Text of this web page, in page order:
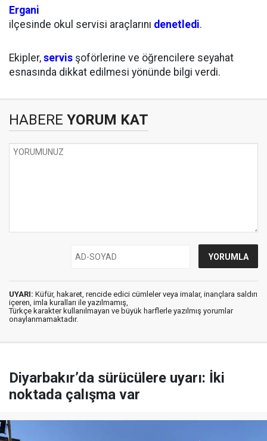
Ergani
ilçesinde okul servisi araçlarını denetledi.
Ekipler, servis şoförlerine ve öğrencilere seyahat
esnasında dikkat edilmesi yönünde bilgi verdi.
HABERE YORUM KAT
UYARI: Küfür, hakaret, rencide edici cümleler veya imalar, inançlara saldırı
içeren, imla kuralları ile yazılmamış,
Türkçe karakter kullanılmayan ve büyük harflerle yazılmış yorumlar
onaylanmamaktadır.
Diyarbakır’da sürücülere uyarı: İki
noktada çalışma var